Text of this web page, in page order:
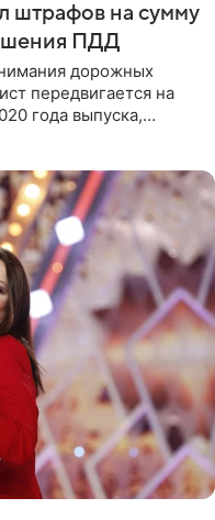
штрафов на сумму
ПДД
дорожных
передвигается на
года выпуска,